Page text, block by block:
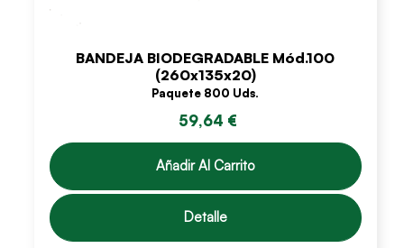
BANDEJA BIODEGRADABLE Mód.100
(260x135x20)
Paquete 800 Uds.
59,64 €
Añadir Al Carrito
Detalle